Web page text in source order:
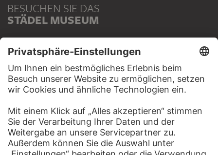
BESUCHEN SIE DAS
STÄDEL MUSEUM
ZUR WEBSEITE
KONTAKT
Haben Sie Anregungen, Fragen oder Informationen zu
diesem Werk?